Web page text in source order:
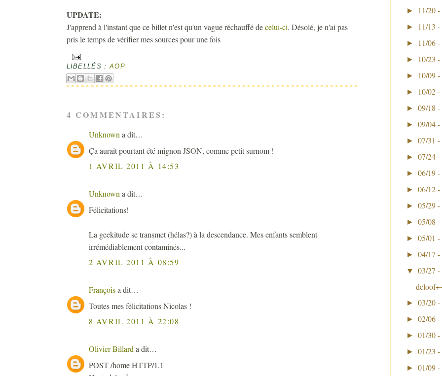
UPDATE:
J'apprend à l'instant que ce billet n'est qu'un vague réchauffé decelui-ci. Désolé, je n'ai pas
pris le temps de vérifier mes sources pour une fois
LIBELLÉS :AOP
4 COMMENTAIRES:
Unknowna dit…
Ça aurait pourtant été mignon JSON, comme petit surnom !
1 AVRIL 2011 À 14:53
Unknowna dit…
Félicitations!
La geekitude se transmet (hélas?) à la descendance. Mes enfants semblent
irrémédiablement contaminés...
2 AVRIL 2011 À 08:59
Françoisa dit…
Toutes mes félicitations Nicolas !
8 AVRIL 2011 À 22:08
Olivier Billarda dit…
POST /home HTTP/1.1
► 11/20
► 11/13
► 11/06
► 10/23
► 10/09
► 10/02
► 09/18 -
► 09/04 -
► 07/31 -
► 07/24 -
► 06/19 -
► 06/12 -
► 05/29 -
► 05/08 -
► 05/01 -
► 04/17 -
▼
03/27 -
► 03/20 -
► 02/06 -
► 01/30 -
► 01/23 -
► 01/09 -